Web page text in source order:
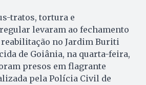
tratos, tortura e
levaram ao fechamento
no Jardim Buriti
de Goiânia, na quarta-feira,
presos em flagrante
pela Polícia Civil de